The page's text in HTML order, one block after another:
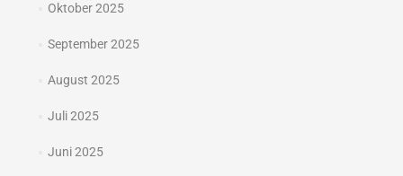
Oktober 2025
September 2025
August 2025
Juli 2025
Juni 2025